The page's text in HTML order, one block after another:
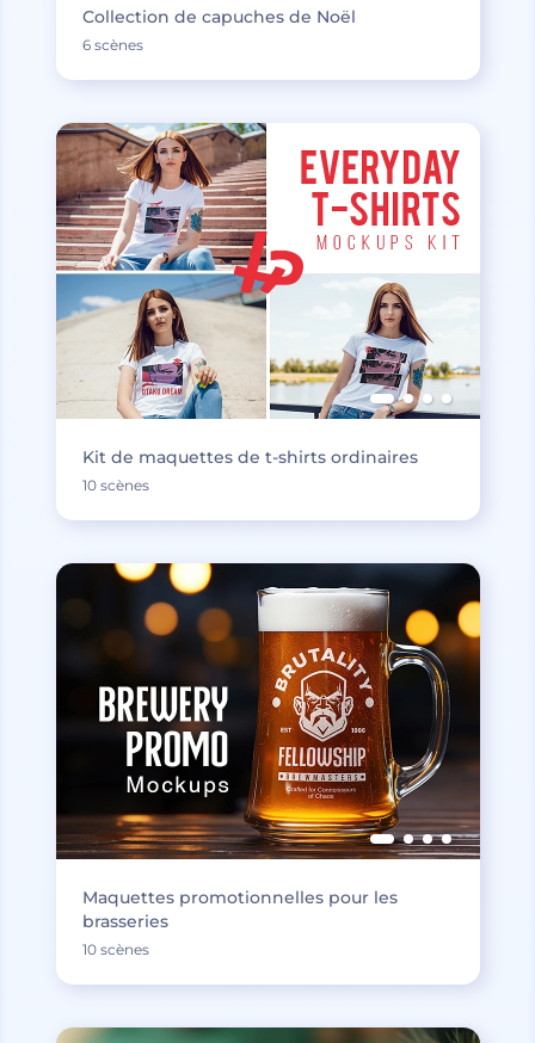
Collection de capuches de Noël
6 scènes
Kit de maquettes de t-shirts ordinaires
10 scènes
Maquettes promotionnelles pour les
brasseries
10 scènes